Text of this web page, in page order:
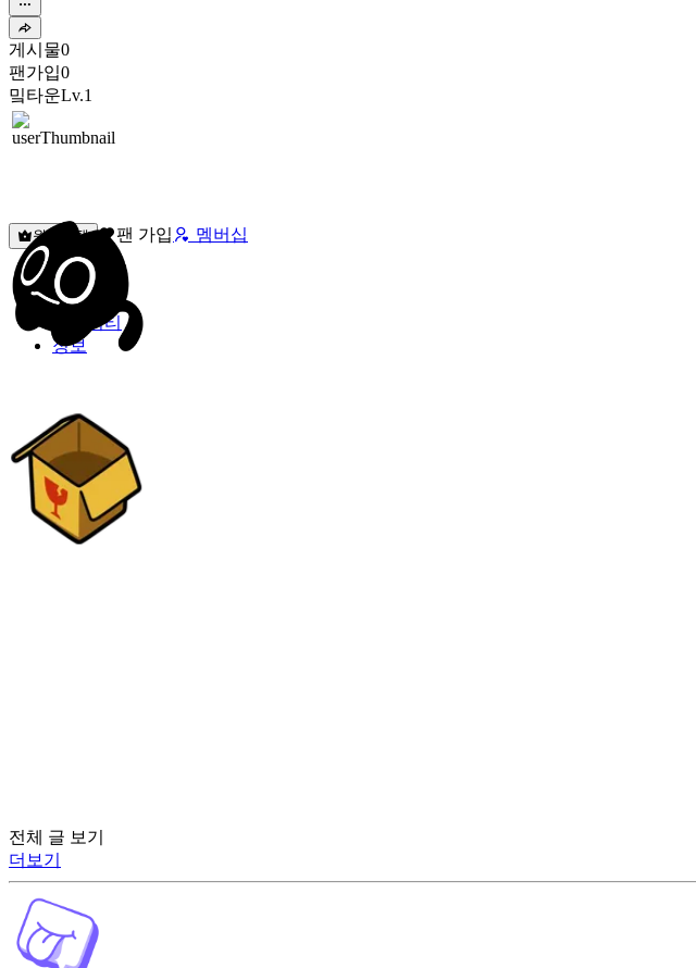
게시물0
팬가입0
밐타운Lv.1
원픽선택 팬 가입 멤버십
밐타운
피드
커뮤니티
정보
전체 글 보기
더보기